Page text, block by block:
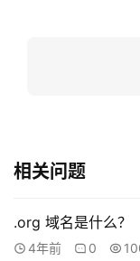
a
e
r
相关问题
.org 域名是什么？
4年前 0